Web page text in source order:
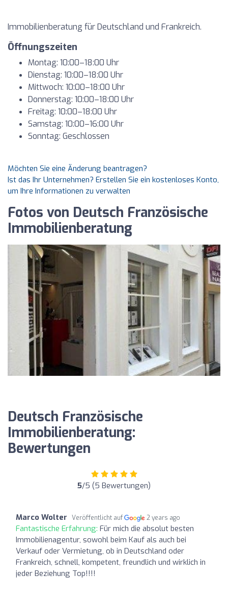
Immobilienberatung für Deutschland und Frankreich.
Öffnungszeiten
Montag: 10:00–18:00 Uhr
Dienstag: 10:00–18:00 Uhr
Mittwoch: 10:00–18:00 Uhr
Donnerstag: 10:00–18:00 Uhr
Freitag: 10:00–18:00 Uhr
Samstag: 10:00–16:00 Uhr
Sonntag: Geschlossen
Möchten Sie eine Änderung beantragen?
Ist das Ihr Unternehmen? Erstellen Sie ein kostenloses Konto,
um Ihre Informationen zu verwalten
Fotos von Deutsch Französische
Immobilienberatung
Deutsch Französische
Immobilienberatung:
Bewertungen
5/5 (5 Bewertungen)
Marco Wolter Veröffentlicht auf 2 years ago
Fantastische Erfahrung: Für mich die absolut besten
Immobilienagentur, sowohl beim Kauf als auch bei
Verkauf oder Vermietung, ob in Deutschland oder
Frankreich, schnell, kompetent, freundlich und wirklich in
jeder Beziehung Top!!!!